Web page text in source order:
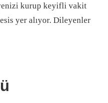
kurup keyifli vakit
yer alıyor. Dileyenler